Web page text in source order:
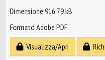
Dimensione 916.79 kB
Formato Adobe PDF
Visualizza/Apri